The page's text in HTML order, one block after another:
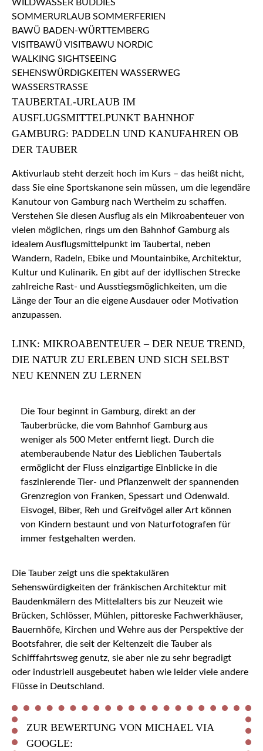
TAUBERTAL-URLAUB IM
AUSFLUGSMITTELPUNKT BAHNHOF
GAMBURG: PADDELN UND KANUFAHREN OB
DER TAUBER
Aktivurlaub steht derzeit hoch im Kurs – das heißt nicht,
dass Sie eine Sportskanone sein müssen, um die legendäre
Kanutour von Gamburg nach Wertheim zu schaffen.
Verstehen Sie diesen Ausflug als ein Mikroabenteuer von
vielen möglichen, rings um den Bahnhof Gamburg als
idealem Ausflugsmittelpunkt im Taubertal, neben
Wandern, Radeln, Ebike und Mountainbike, Architektur,
Kultur und Kulinarik. En gibt auf der idyllischen Strecke
zahlreiche Rast- und Ausstiegsmöglichkeiten, um die
Länge der Tour an die eigene Ausdauer oder Motivation
anzupassen.
LINK: MIKROABENTEUER – DER NEUE TREND,
DIE NATUR ZU ERLEBEN UND SICH SELBST
NEU KENNEN ZU LERNEN
Die Tour beginnt in Gamburg, direkt an der
Tauberbrücke, die vom Bahnhof Gamburg aus
weniger als 500 Meter entfernt liegt. Durch die
atemberaubende Natur des Lieblichen Taubertals
ermöglicht der Fluss einzigartige Einblicke in die
faszinierende Tier- und Pflanzenwelt der spannenden
Grenzregion von Franken, Spessart und Odenwald.
Eisvogel, Biber, Reh und Greifvögel aller Art können
von Kindern bestaunt und von Naturfotografen für
immer festgehalten werden.
Die Tauber zeigt uns die spektakulären
Sehenswürdigkeiten der fränkischen Architektur mit
Baudenkmälern des Mittelalters bis zur Neuzeit wie
Brücken, Schlösser, Mühlen, pittoreske Fachwerkhäuser,
Bauernhöfe, Kirchen und Wehre aus der Perspektive der
Bootsfahrer, die seit der Keltenzeit die Tauber als
Schifffahrtsweg genutz, sie aber nie zu sehr begradigt
oder industriell ausgebeutet haben wie leider viele andere
Flüsse in Deutschland.
ZUR BEWERTUNG VON MICHAEL VIA
GOOGLE: